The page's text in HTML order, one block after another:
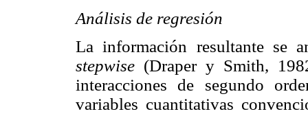
Análisis de regresión
La información resultante se
stepwise (Draper y Smith,
interacciones de segundo
variables cuantitativas